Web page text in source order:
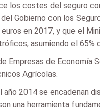
los costes del seguro
Gobierno con los
en 2017, y que el
asumiendo el 65%
de Economía
Agrícolas.
2014 se encadenan
una herramienta